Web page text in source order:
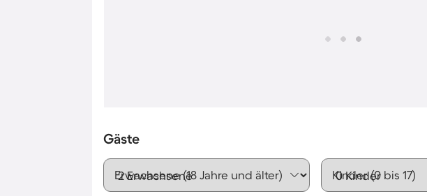
Gäste
Erwachsene (18 Jahre und älter) Kinder (0 bis 17)